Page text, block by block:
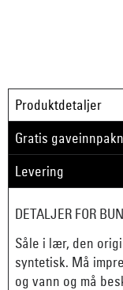
Produktdetaljer
Gratis
Levering
DETALJER FOR
Såle i lær, den
syntetisk. Må
og vann og må